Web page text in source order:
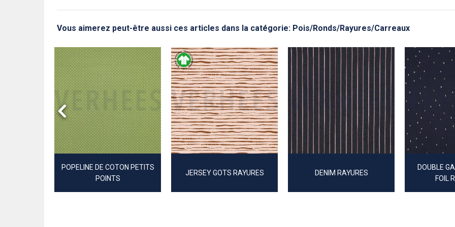
Vous aimerez peut-être aussi ces articles dans la catégorie: Pois/Ronds/Rayures/Carreaux
POPELINE DE COTON PETITS
POINTS
JERSEY GOTS RAYURES DENIM RAYURES
DOUBLE
FOIL